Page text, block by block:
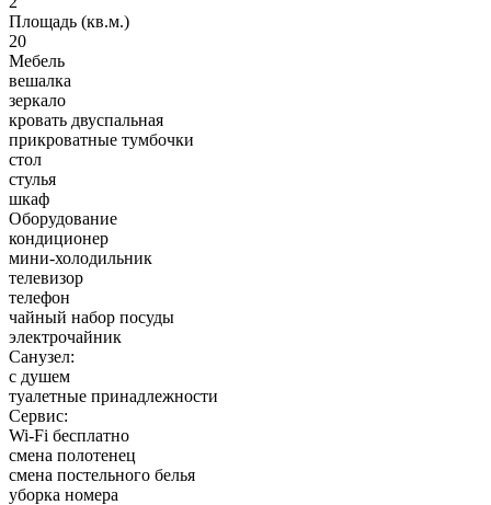
Площадь (кв.м.)
20
Мебель
вешалка
зеркало
кровать двуспальная
прикроватные тумбочки
стол
стулья
шкаф
Оборудование
кондиционер
мини-холодильник
телевизор
телефон
чайный набор посуды
электрочайник
Санузел:
с душем
туалетные принадлежности
Сервис:
Wi-Fi бесплатно
смена полотенец
смена постельного белья
уборка номера